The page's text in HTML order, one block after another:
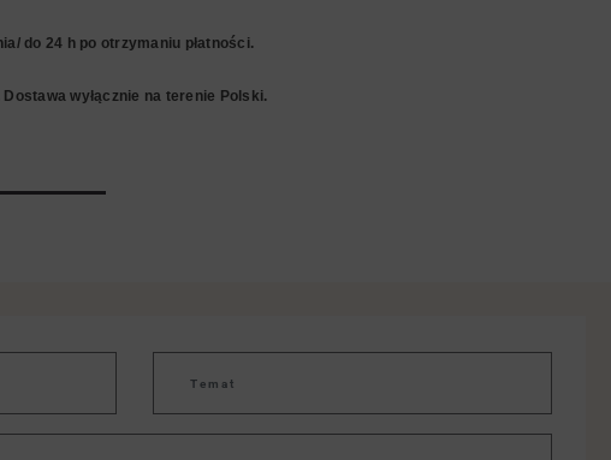
do 24 h po otrzymaniu płatności.
wyłącznie na terenie Polski.